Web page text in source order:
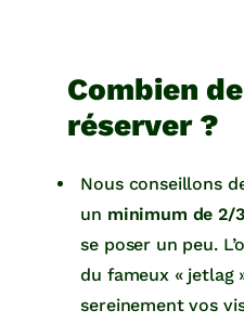
Combien
réserver ?
Nous conseillons
un minimum de 2/
se poser un peu.
du fameux « jetlag
sereinement vos